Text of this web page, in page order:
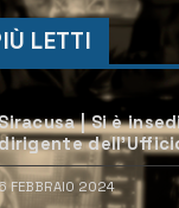
LETTI
| Si è
6 FEBBRAIO 2024